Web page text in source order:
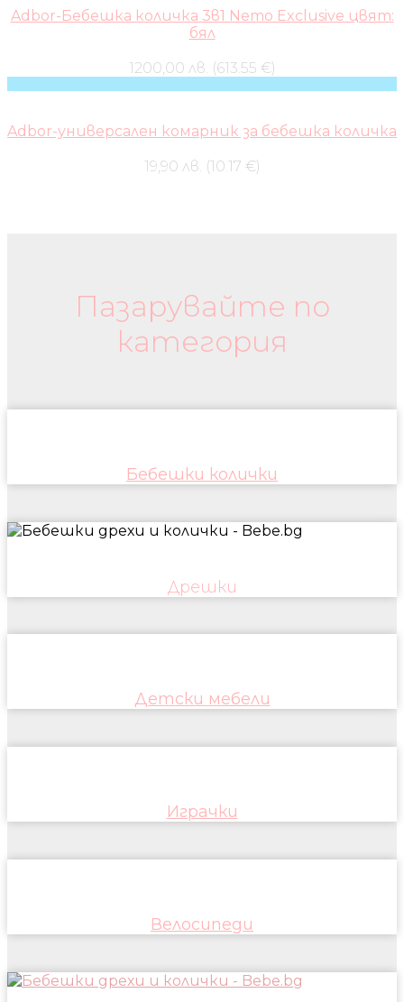
Adbor-Бебешка количка 3в1 Nemo Exclusive цвят:
бял
1200,00 лв. (613.55 €)
Adbor-универсален комарник за бебешка количка
19,90 лв. (10.17 €)
Пазарувайте по
категория
Бебешки колички
Дрешки
Детски мебели
Играчки
Велосипеди